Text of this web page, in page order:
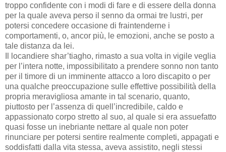
troppo confidente con i modi di fare e di essere della donna
per la quale aveva perso il senno da ormai tre lustri, per
potersi concedere occasione di fraintenderne i
comportamenti, o, ancor più, le emozioni, anche se posto a
tale distanza da lei.
Il locandiere shar’tiagho, rimasto a sua volta in vigile veglia
per l’intera notte, impossibilitato a prendere sonno non tanto
per il timore di un imminente attacco a loro discapito o per
una qualche preoccupazione sulle effettive possibilità della
propria meravigliosa amante in tal scenario, quanto,
piuttosto per l’assenza di quell’incredibile, caldo e
appassionato corpo stretto al suo, al quale si era assuefatto
quasi fosse un inebriante nettare al quale non poter
rinunciare per potersi sentire realmente completi, appagati e
soddisfatti dalla vita stessa, aveva assistito, negli stessi